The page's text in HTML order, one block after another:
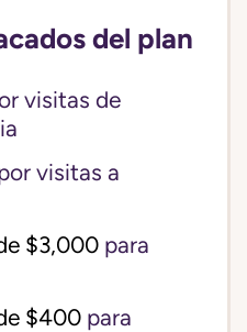
del plan
visitas de
visitas a
$3,000 para
$400 para